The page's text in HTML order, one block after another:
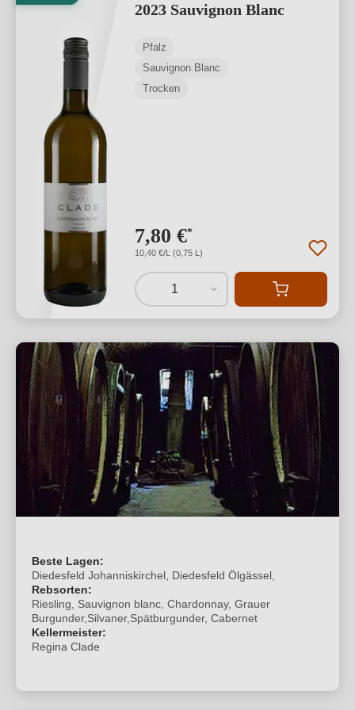
2023 Sauvignon Blanc
Pfalz
Sauvignon Blanc
Trocken
7,80 €*
10,40 €/L (0,75 L)
1
Beste Lagen:
Diedesfeld Johanniskirchel, Diedesfeld Ölgässel,
Rebsorten:
Riesling, Sauvignon blanc, Chardonnay, Grauer
Burgunder,Silvaner,Spätburgunder, Cabernet
Kellermeister:
Regina Clade